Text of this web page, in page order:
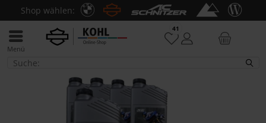
Shop wählen:
41
Menü
Öle & Schmiermittel